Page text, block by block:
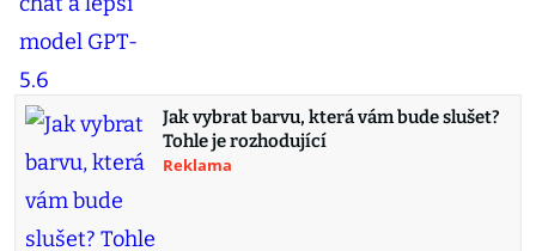
Jak vybrat barvu, která vám bude slušet?
Tohle je rozhodující
Reklama